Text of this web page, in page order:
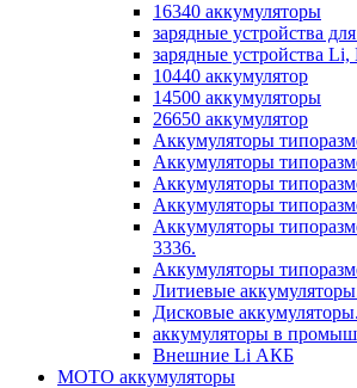
16340 аккумуляторы
зарядные устройства
зарядные устройства
10440 аккумулятор
14500 аккумуляторы
26650 аккумулятор
Аккумуляторы
Аккумуляторы
Аккумуляторы
Аккумуляторы
Аккумуляторы
3336.
Аккумуляторы
Литиевые
Дисковые аккумуляторы.
аккумуляторы в
Внешние Li АКБ
МОТО аккумуляторы